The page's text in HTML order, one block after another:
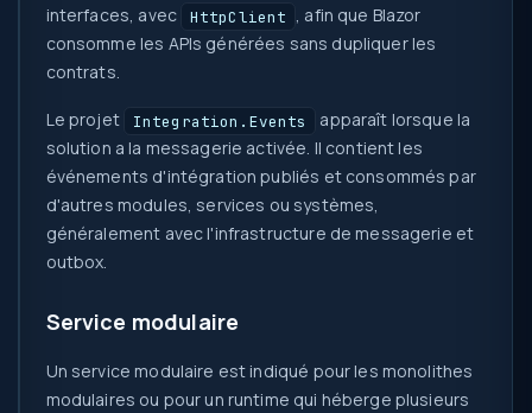
interfaces, avec
HttpClient , afin que Blazor
consomme les APIs générées sans dupliquer les
contrats.
Le projet Integration.Events
apparaît lorsque la
solution a la messagerie activée. Il contient les
événements d'intégration publiés et consommés par
d'autres modules, services ou systèmes,
généralement avec l'infrastructure de messagerie et
outbox.
Service modulaire
Un service modulaire est indiqué pour les monolithes
modulaires ou pour un runtime qui héberge plusieurs